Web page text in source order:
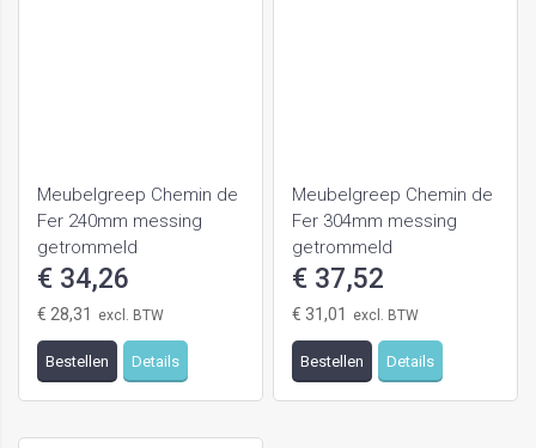
Meubelgreep Chemin de
Fer 240mm messing
getrommeld
€ 34,26
€ 28,31
Bestellen Details
Meubelgreep Chemin de
Fer 304mm messing
getrommeld
€ 37,52
€ 31,01
Bestellen Details